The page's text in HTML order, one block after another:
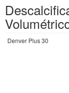
Denver Plus 30